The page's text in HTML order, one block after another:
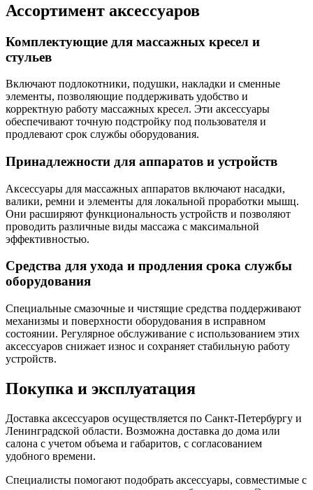
Ассортимент аксессуаров
Комплектующие для массажных кресел и
стульев
Включают подлокотники, подушки, накладки и сменные
элементы, позволяющие поддерживать удобство и
корректную работу массажных кресел. Эти аксессуары
обеспечивают точную подстройку под пользователя и
продлевают срок службы оборудования.
Принадлежности для аппаратов и устройств
Аксессуары для массажных аппаратов включают насадки,
валики, ремни и элементы для локальной проработки мышц.
Они расширяют функциональность устройств и позволяют
проводить различные виды массажа с максимальной
эффективностью.
Средства для ухода и продления срока службы
оборудования
Специальные смазочные и чистящие средства поддерживают
механизмы и поверхности оборудования в исправном
состоянии. Регулярное обслуживание с использованием этих
аксессуаров снижает износ и сохраняет стабильную работу
устройств.
Покупка и эксплуатация
Доставка аксессуаров осуществляется по Санкт-Петербургу и
Ленинградской области. Возможна доставка до дома или
салона с учетом объема и габаритов, с согласованием
удобного времени.
Специалисты помогают подобрать аксессуары, совместимые с